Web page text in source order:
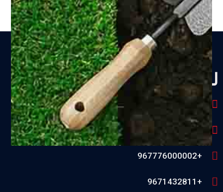
للتواصل
عصر - شارع الستين - صنعاء - اليمن
Info@mcogs.com
+967776000002
+9671432811